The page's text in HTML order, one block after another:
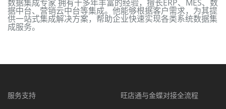
数据集成专家 拥有十多年丰富的经验，擅长ERP、MES、数
据中台、营销云中台等集成。他能够根据客户需求，为其提
供一站式集成解决方案，帮助企业快速实现各类系统数据集
成服务。
服务支持
旺店通与金蝶对接全流程